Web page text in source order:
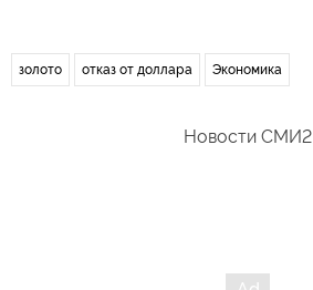
золото отказ от доллара Экономика
Новости СМИ2